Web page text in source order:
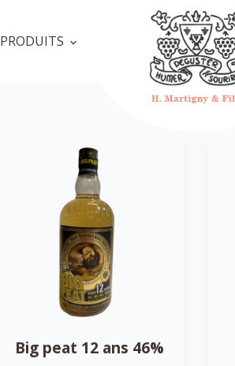
PRODUITS
Big peat 12 ans 46%